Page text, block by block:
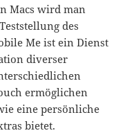
Macs wird man
des
Me ist ein Dienst
diverser
ermöglichen
eine persönliche
bietet.